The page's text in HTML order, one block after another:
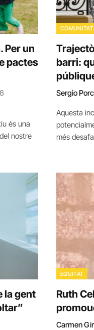
Per un
pactes
és una
nostre
COMUNITAT
barri:
Sergio
Aquesta
més
la gent
EQUITAT
Ruth
Carmen